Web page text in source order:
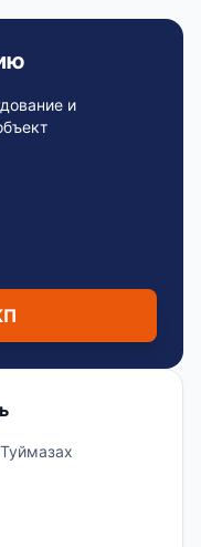
и